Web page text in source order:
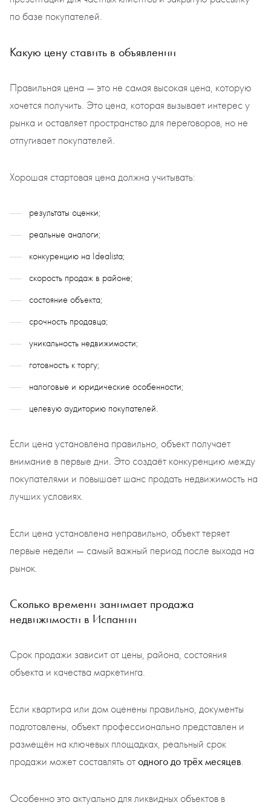
по базе покупателей.
Какую цену ставить в объявлении
Правильная цена — это не самая высокая цена, которую
хочется получить. Это цена, которая вызывает интерес у
рынка и оставляет пространство для переговоров, но не
отпугивает покупателей.
Хорошая стартовая цена должна учитывать:
результаты оценки;
реальные аналоги;
конкуренцию на Idealista;
скорость продаж в районе;
состояние объекта;
срочность продавца;
уникальность недвижимости;
готовность к торгу;
налоговые и юридические особенности;
целевую аудиторию покупателей.
Если цена установлена правильно, объект получает
внимание в первые дни. Это создаёт конкуренцию между
покупателями и повышает шанс продать недвижимость на
лучших условиях.
Если цена установлена неправильно, объект теряет
первые недели — самый важный период после выхода на
рынок.
Сколько времени занимает продажа
недвижимости в Испании
Срок продажи зависит от цены, района, состояния
объекта и качества маркетинга.
Если квартира или дом оценены правильно, документы
подготовлены, объект профессионально представлен и
размещён на ключевых площадках, реальный срок
продажи может составлять отодного до трёх месяцев.
Особенно это актуально для ликвидных объектов в